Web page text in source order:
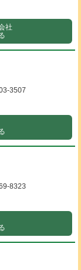
社
3507
8323